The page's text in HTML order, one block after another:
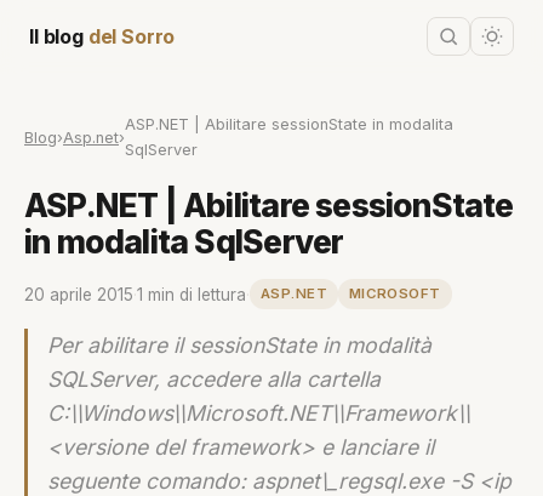
Il blog del Sorro
Blog›Asp.net›
ASP.NET | Abilitare sessionState in modalita
SqlServer
ASP.NET | Abilitare sessionState
in modalita SqlServer
20 aprile 2015 1 min di lettura ASP.NET MICROSOFT
Per abilitare il sessionState in modalità
SQLServer, accedere alla cartella
C:\\Windows\\Microsoft.NET\\Framework\\
<versione del framework> e lanciare il
seguente comando: aspnet\_regsql.exe -S <ip